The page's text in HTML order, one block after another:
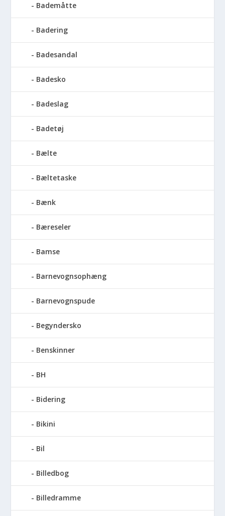
Bademåtte
Badering
Badesandal
Badesko
Badeslag
Badetøj
Bælte
Bæltetaske
Bænk
Bæreseler
Bamse
Barnevognsophæng
Barnevognspude
Begyndersko
Benskinner
BH
Bidering
Bikini
Bil
Billedbog
Billedramme